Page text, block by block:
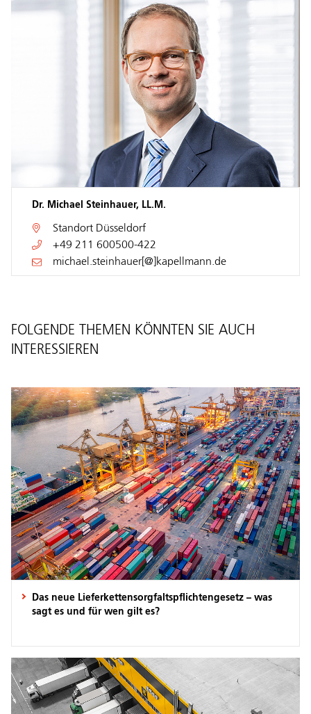
Dr. Michael Steinhauer, LL.M.
Standort Düsseldorf
+49 211 600500-422
michael.steinhauer[@]kapellmann.de
FOLGENDE THEMEN KÖNNTEN SIE AUCH
INTERESSIEREN
Das neue Lieferkettensorgfaltspflichtengesetz – was
sagt es und für wen gilt es?